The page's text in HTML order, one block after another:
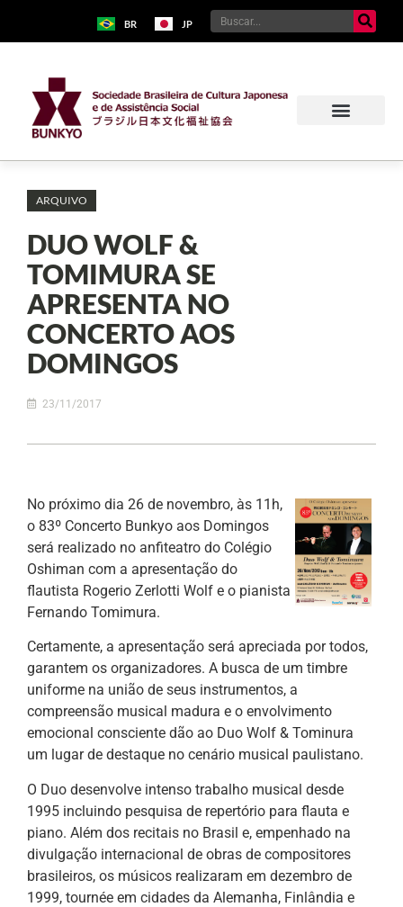
BR JP
ARQUIVO
DUO WOLF &
TOMIMURA SE
APRESENTA NO
CONCERTO AOS
DOMINGOS
23/11/2017
No próximo dia 26 de novembro, às 11h,
o 83º Concerto Bunkyo aos Domingos
será realizado no anfiteatro do Colégio
Oshiman com a apresentação do
flautista Rogerio Zerlotti Wolf e o pianista
Fernando Tomimura.
Certamente, a apresentação será apreciada por todos,
garantem os organizadores. A busca de um timbre
uniforme na união de seus instrumentos, a
compreensão musical madura e o envolvimento
emocional consciente dão ao Duo Wolf & Tominura
um lugar de destaque no cenário musical paulistano.
O Duo desenvolve intenso trabalho musical desde
1995 incluindo pesquisa de repertório para flauta e
piano. Além dos recitais no Brasil e, empenhado na
divulgação internacional de obras de compositores
brasileiros, os músicos realizaram em dezembro de
1999, tournée em cidades da Alemanha, Finlândia e